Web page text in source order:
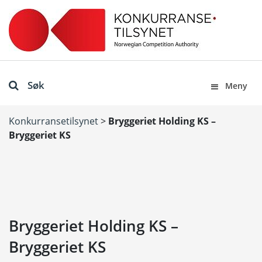
Søk Meny
Konkurransetilsynet> Bryggeriet Holding KS –
Bryggeriet KS
Bryggeriet Holding KS –
Bryggeriet KS